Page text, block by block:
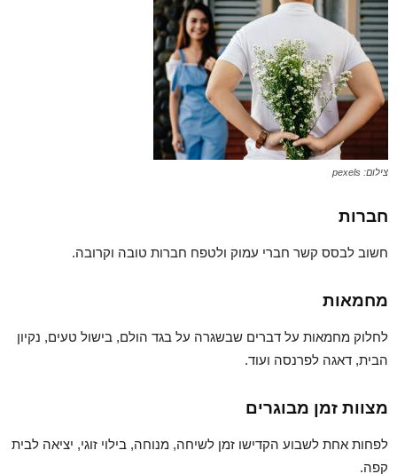
צילום: pexels
חברות
חשוב לבסס קשר חברי עמוק ולטפח חברות טובה וקרובה.
מחמאות
לחלוק מחמאות על דברים שבשגרה על בגד הולם, בישול טעים, נקיון
הבית, דאגה לפרנסה ועוד.
מצוות זמן מבוגרים
לפחות אחת לשבוע הקדישו זמן לשיחה, מנוחה, בילוי זוגי, יציאה לבית
קפה.